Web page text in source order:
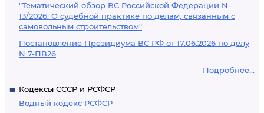
"Тематический обзор ВС Российской Федерации N
13/2026. О судебной практике по делам, связанным с
самовольным строительством"
Постановление Президиума ВС РФ от 17.06.2026 по делу
N 7-ПВ26
Подробнее...
Кодексы СССР и РСФСР
Водный кодекс РСФСР